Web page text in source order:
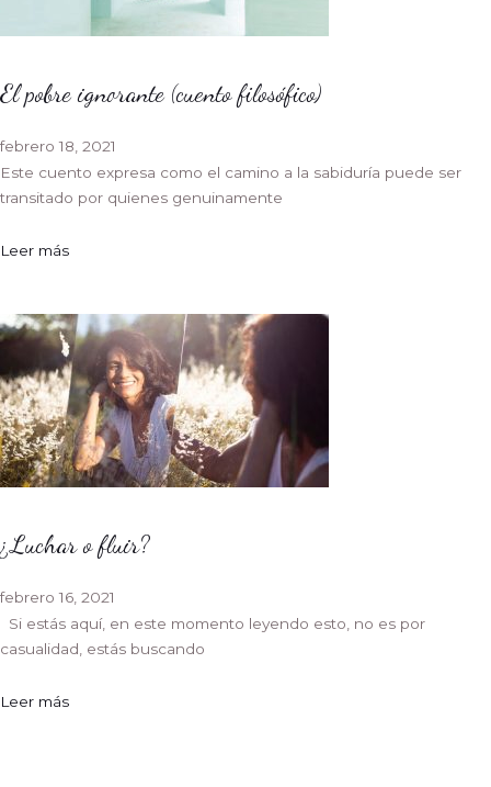
El pobre ignorante (cuento filosófico)
febrero 18, 2021
Este cuento expresa como el camino a la sabiduría puede ser
transitado por quienes genuinamente
Leer más
¿Luchar o fluir?
febrero 16, 2021
Si estás aquí, en este momento leyendo esto, no es por
casualidad, estás buscando
Leer más